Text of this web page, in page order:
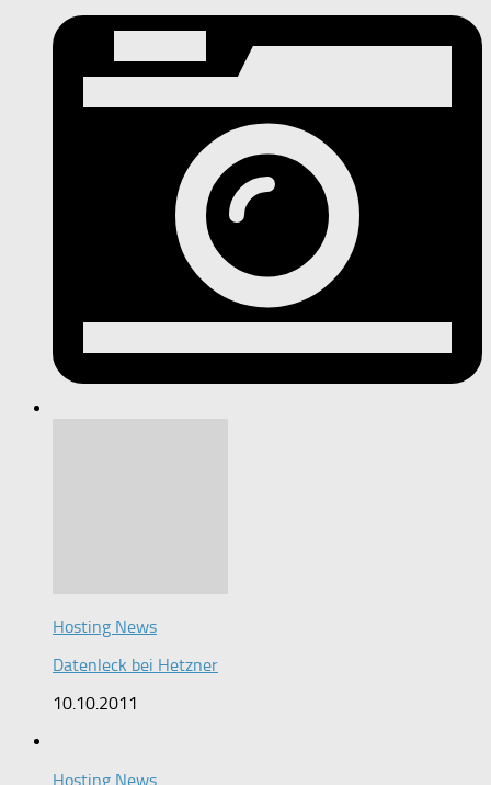
Hosting News
Datenleck bei Hetzner
10.10.2011
Hosting News